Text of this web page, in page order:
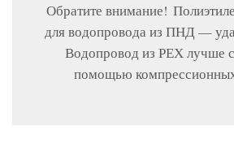
Обратите внимание!
для водопровода из ПНД —
Водопровод из РЕХ лучше
помощью